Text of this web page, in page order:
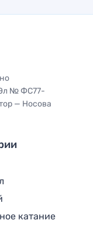
Эл № ФС77-
— Носова
катание